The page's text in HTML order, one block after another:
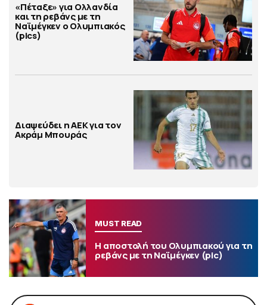
«Πέταξε» για Ολλανδία
και τη ρεβάνς με τη
Ναϊμέγκεν ο Ολυμπιακός
(pics)
Διαψεύδει η ΑΕΚ για τον
Ακράμ Μπουράς
MUST READ
Η αποστολή του Ολυμπιακού για τη
ρεβάνς με τη Ναϊμέγκεν (pic)